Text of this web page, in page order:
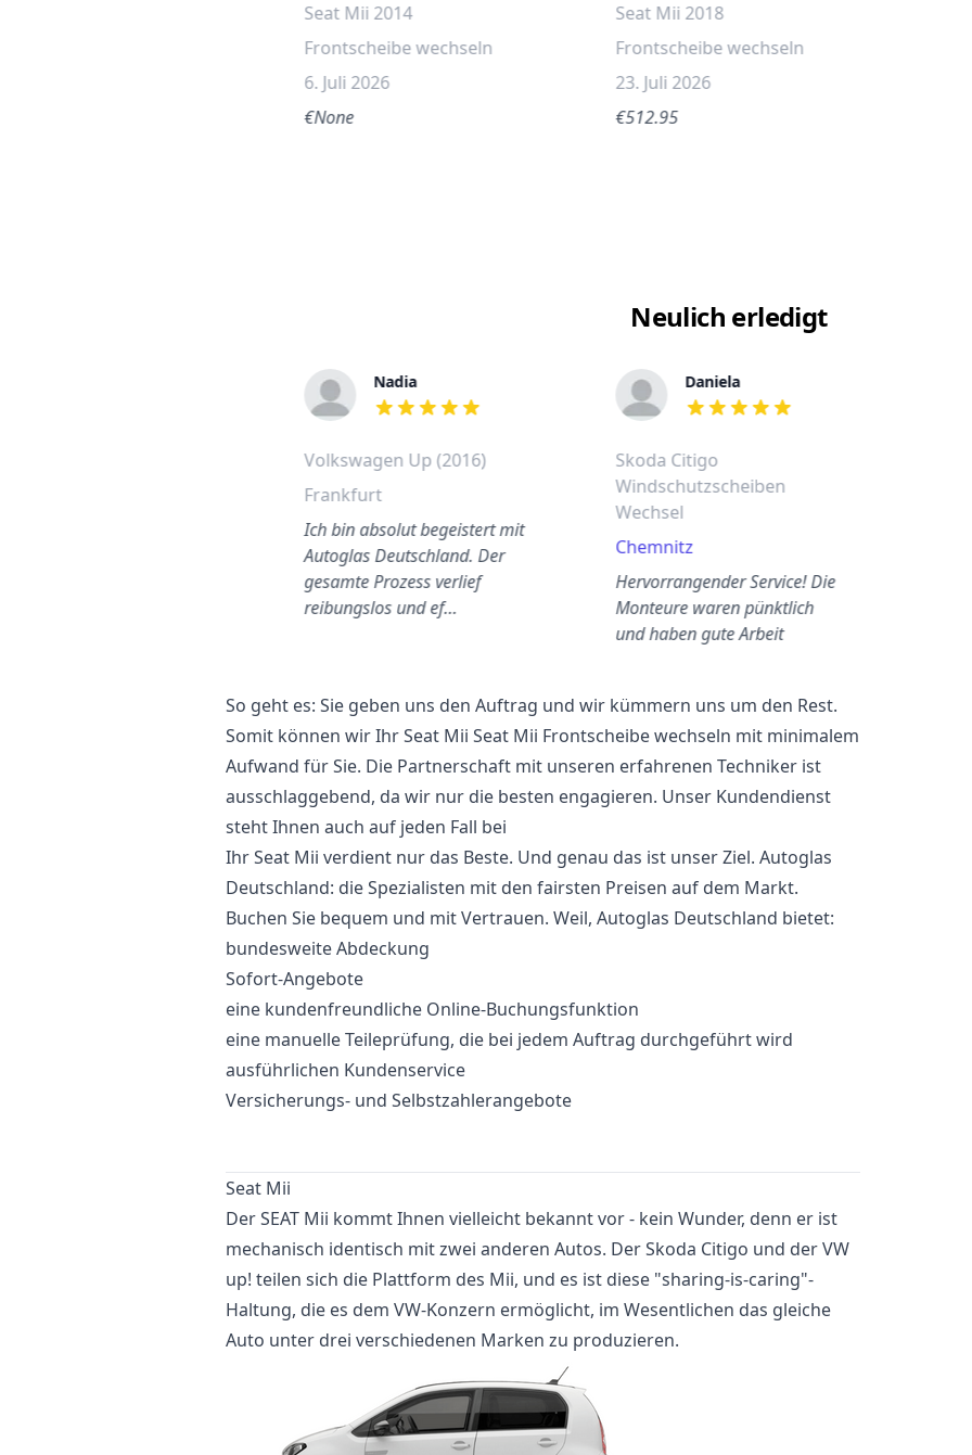
Seat Mii 2014
Frontscheibe wechseln
6. Juli 2026
€None
Seat Mii 2018
Frontscheibe wechseln
23. Juli 2026
€512.95
Neulich erledigt
Nadia
out of 5 stars
Volkswagen Up (2016)
Frankfurt
Ich bin absolut begeistert mit
Autoglas Deutschland. Der
gesamte Prozess verlief
reibungslos und ef…
Daniela
out of 5 stars
Skoda Citigo
Windschutzscheiben
Wechsel
Chemnitz
Hervorrangender Service! Die
Monteure waren pünktlich
und haben gute Arbeit
So geht es: Sie geben uns den Auftrag und wir kümmern uns um den Rest.
Somit können wir Ihr Seat Mii Seat Mii Frontscheibe wechseln mit minimalem
Aufwand für Sie. Die Partnerschaft mit unseren erfahrenen Techniker ist
ausschlaggebend, da wir nur die besten engagieren. Unser Kundendienst
steht Ihnen auch auf jeden Fall bei
Ihr Seat Mii verdient nur das Beste. Und genau das ist unser Ziel. Autoglas
Deutschland: die Spezialisten mit den fairsten Preisen auf dem Markt.
Buchen Sie bequem und mit Vertrauen. Weil, Autoglas Deutschland bietet:
bundesweite Abdeckung
Sofort-Angebote
eine kundenfreundliche Online-Buchungsfunktion
eine manuelle Teileprüfung, die bei jedem Auftrag durchgeführt wird
ausführlichen Kundenservice
Versicherungs- und Selbstzahlerangebote
Seat Mii
Der SEAT Mii kommt Ihnen vielleicht bekannt vor - kein Wunder, denn er ist
mechanisch identisch mit zwei anderen Autos. Der Skoda Citigo und der VW
up! teilen sich die Plattform des Mii, und es ist diese "sharing-is-caring"-
Haltung, die es dem VW-Konzern ermöglicht, im Wesentlichen das gleiche
Auto unter drei verschiedenen Marken zu produzieren.